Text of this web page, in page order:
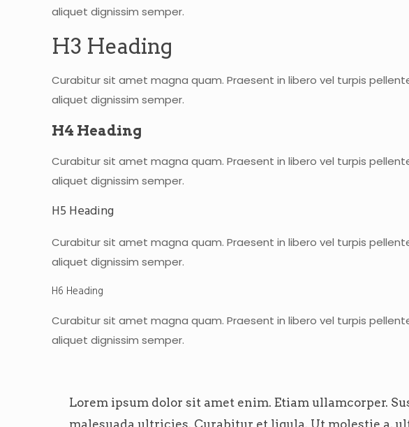
aliquet dignissim semper.
H3 Heading
Curabitur sit amet magna quam. Praesent in libero vel turpis
aliquet dignissim semper.
H4 Heading
Curabitur sit amet magna quam. Praesent in libero vel turpis
aliquet dignissim semper.
H5 Heading
Curabitur sit amet magna quam. Praesent in libero vel turpis
aliquet dignissim semper.
H6 Heading
Curabitur sit amet magna quam. Praesent in libero vel turpis
aliquet dignissim semper.
Lorem ipsum dolor sit amet enim. Etiam ullamcorper.
malesuada ultricies. Curabitur et ligula. Ut molestie a,